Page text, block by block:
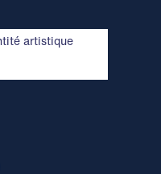
artistique